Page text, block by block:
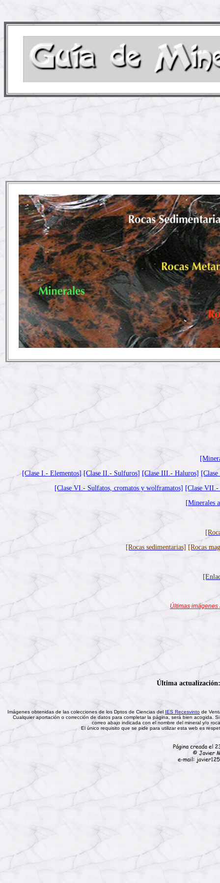
[Clase I.- Elementos] [Clase II.- Sulfuros] [Clase III.- Haluros]
[Clase VI.- Sulfatos, cromatos y wolframatos] [Clase VII.-
[Minerales
[Rocas sedimentarias] [Rocas
Últimas imágenes
Última
Imágenes obtenidas de las colecciones de los Dptos de Ciencias del IES Recesvinto de
Cualquier aportación o corrección de datos para completar la página, será bien acogida.
correo abajo indicada con el nombre del mineral y/o
El único requisito que se pide para utilizar esta web es